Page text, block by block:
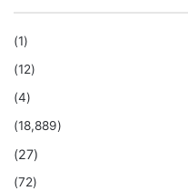
(1)
(12)
(4)
(18,889)
(27)
(72)